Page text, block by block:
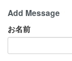
Add Message
お名前